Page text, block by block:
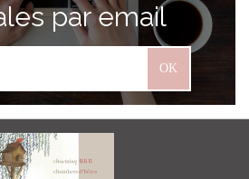
par email
OK